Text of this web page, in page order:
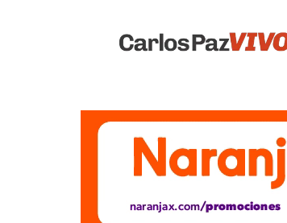
Vivo